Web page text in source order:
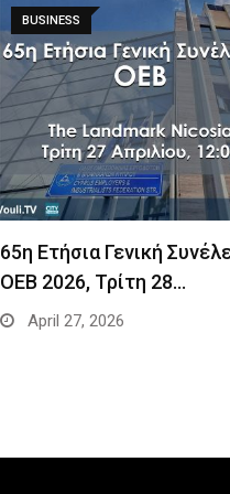
BUSINESS
65η Ετήσια Γενική
ΟΕΒ 2026, Τρίτη 28…
April 27, 2026